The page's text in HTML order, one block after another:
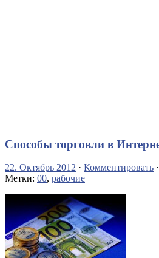
Способы торговли в
22. Октябрь 2012 · Комментировать
Метки: 00, рабочие